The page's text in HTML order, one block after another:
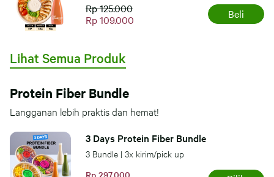
Rp 125.000
Rp 109.000
Beli
Lihat Semua Produk
Protein Fiber Bundle
Langganan lebih praktis dan hemat!
3 Days Protein Fiber Bundle
3 Bundle | 3x kirim/pick up
Rp 297.000